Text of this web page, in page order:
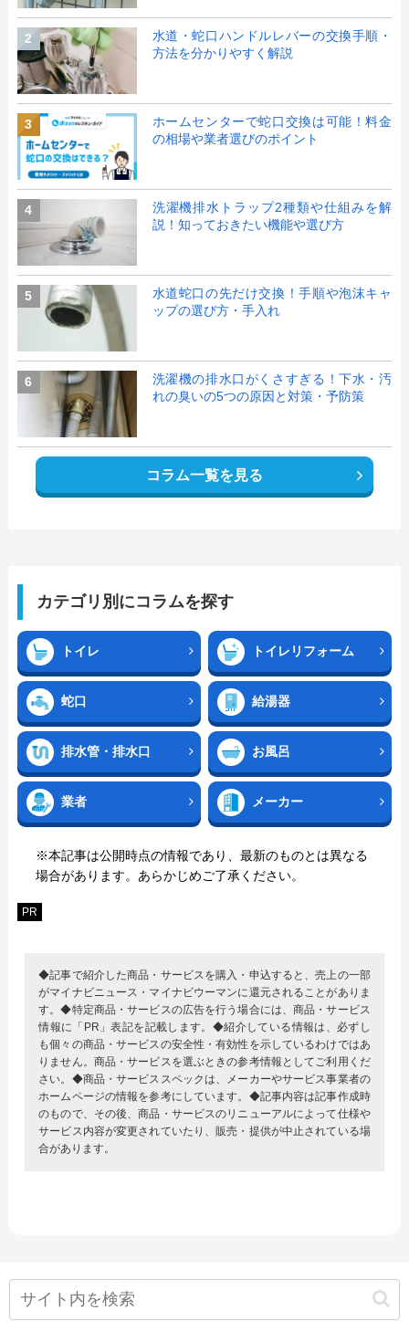
2
水道・蛇口ハンドルレバーの交換手順・
方法を分かりやすく解説
3
ホームセンターで蛇口交換は可能！料金
の相場や業者選びのポイント
4
洗濯機排水トラップ2種類や仕組みを解
説！知っておきたい機能や選び方
5
水道蛇口の先だけ交換！手順や泡沫キャ
ップの選び方・手入れ
6
洗濯機の排水口がくさすぎる！下水・汚
れの臭いの5つの原因と対策・予防策
コラム一覧を見る
カテゴリ別にコラムを探す
トイレ トイレリフォーム
蛇口 給湯器
排水管・排水口 お風呂
業者 メーカー
※本記事は公開時点の情報であり、最新のものとは異なる
場合があります。あらかじめご了承ください。
PR
◆記事で紹介した商品・サービスを購入・申込すると、売上の一部
がマイナビニュース・マイナビウーマンに還元されることがありま
す。◆特定商品・サービスの広告を行う場合には、商品・サービス
情報に「PR」表記を記載します。◆紹介している情報は、必ずし
も個々の商品・サービスの安全性・有効性を示しているわけではあ
りません。商品・サービスを選ぶときの参考情報としてご利用くだ
さい。◆商品・サービススペックは、メーカーやサービス事業者の
ホームページの情報を参考にしています。◆記事内容は記事作成時
のもので、その後、商品・サービスのリニューアルによって仕様や
サービス内容が変更されていたり、販売・提供が中止されている場
合があります。